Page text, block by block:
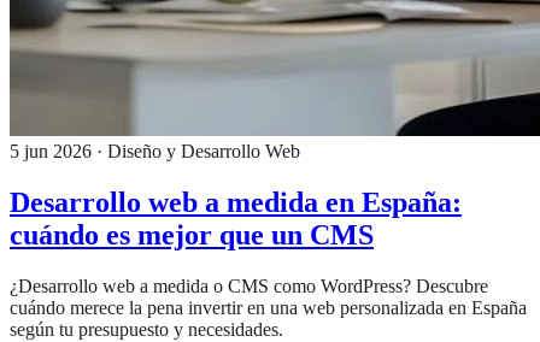
5 jun 2026 · Diseño y Desarrollo Web
Desarrollo web a medida en España:
cuándo es mejor que un CMS
¿Desarrollo web a medida o CMS como WordPress? Descubre
cuándo merece la pena invertir en una web personalizada en España
según tu presupuesto y necesidades.